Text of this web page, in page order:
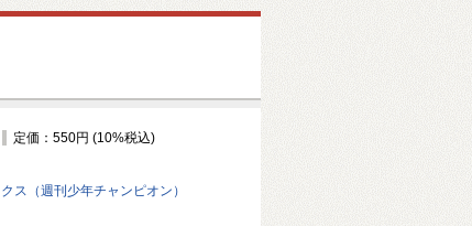
定価：550円 (10%税込)
ス（週刊少年チャンピオン）